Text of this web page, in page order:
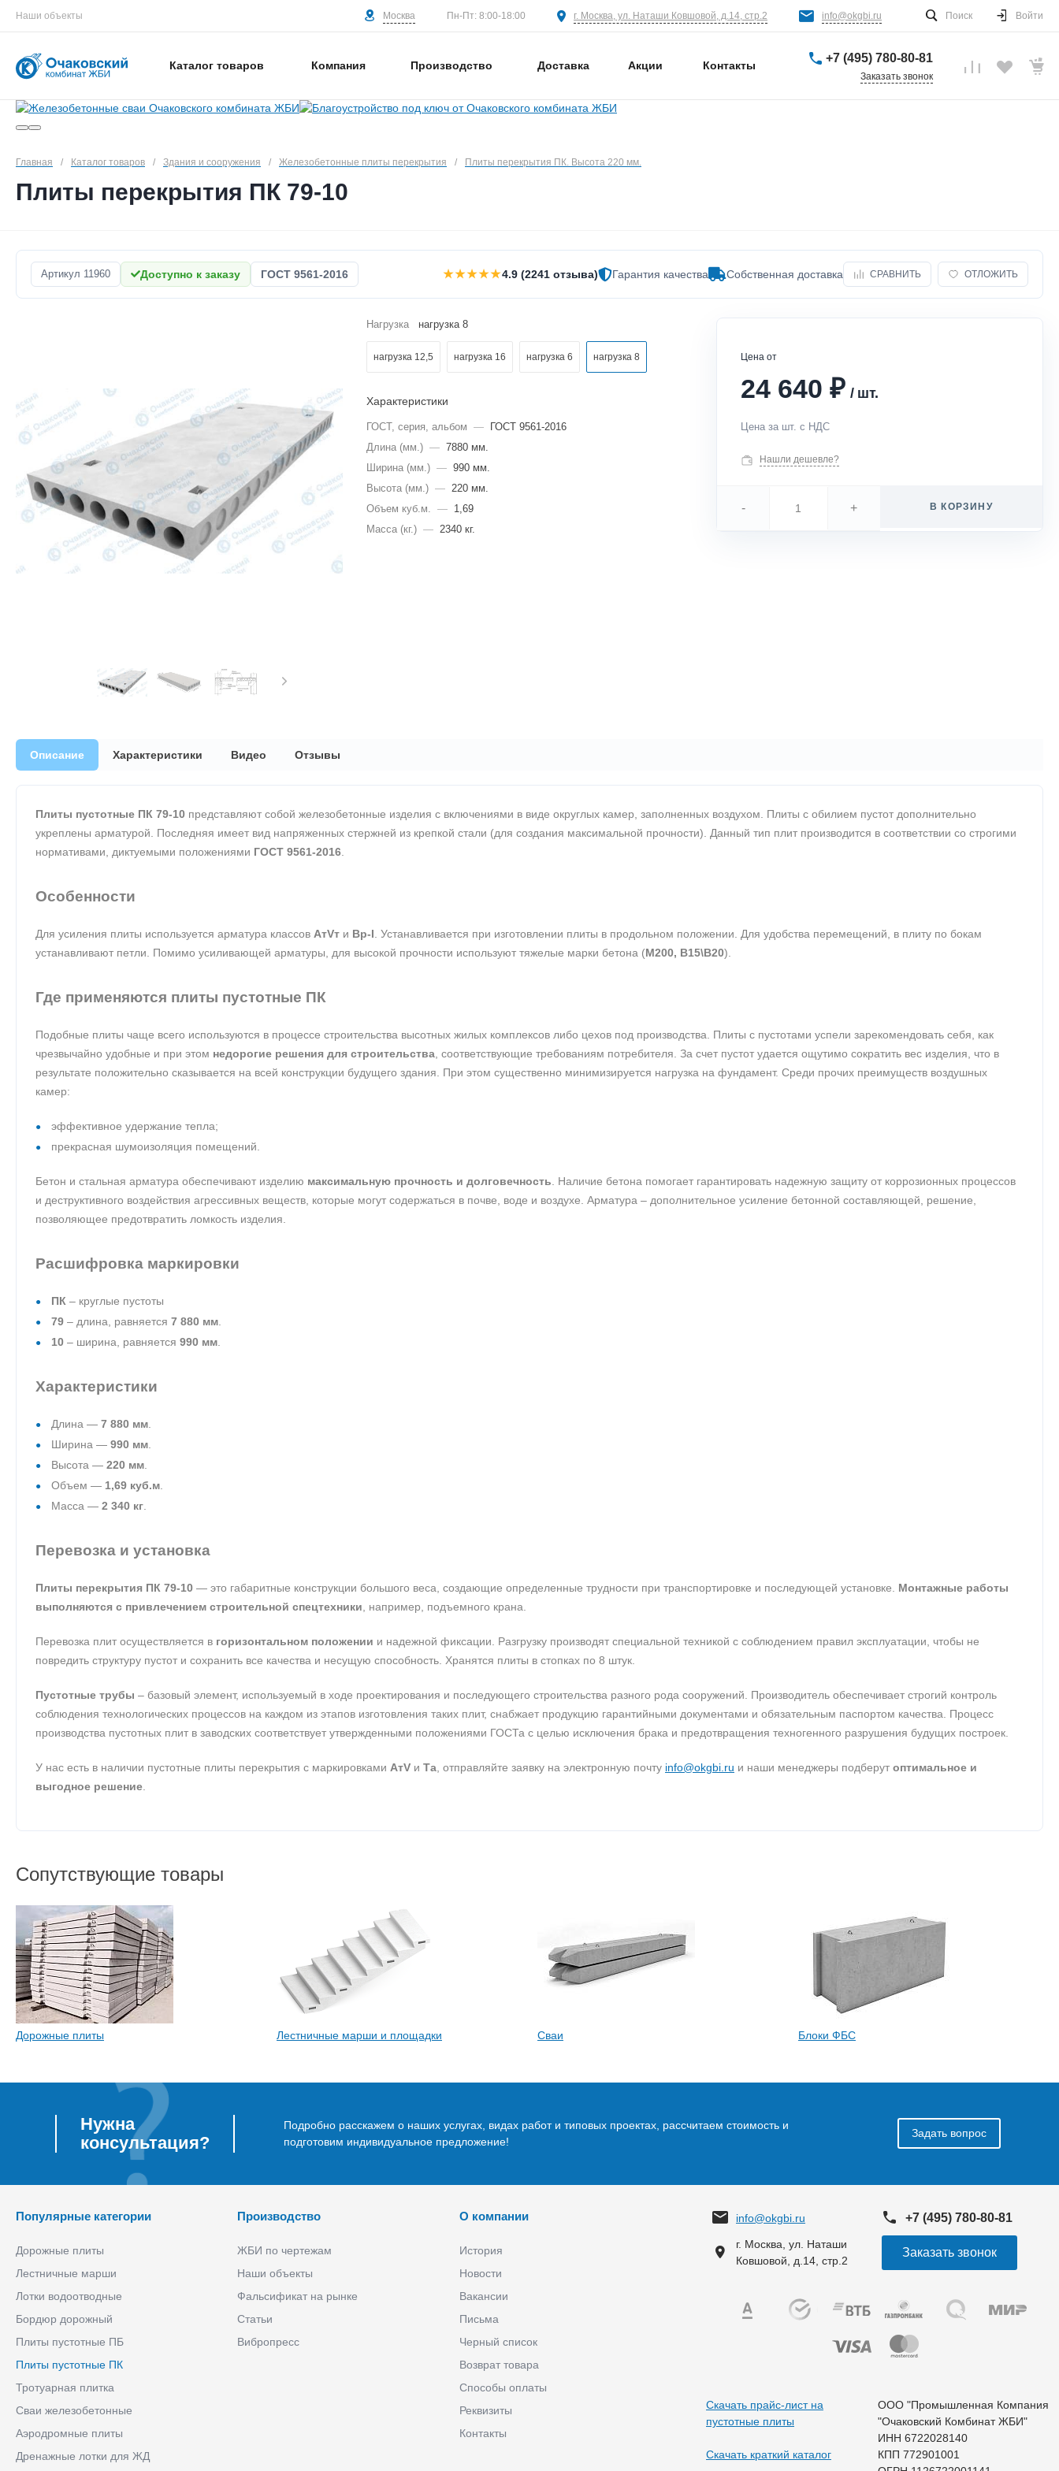
Наши объекты Москва Пн-Пт: 8:00-18:00 г. Москва, ул. Наташи Ковшовой, д.14, стр.2 info@okgbi.ru Поиск Войти
Каталог товаров Компания Производство Доставка Акции Контакты
+7 (495) 780-80-81
Заказать звонок
Главная / Каталог товаров / Здания и сооружения / Железобетонные плиты перекрытия / Плиты перекрытия ПК. Высота 220 мм.
Плиты перекрытия ПК 79-10
Артикул 11960 Доступно к заказу ГОСТ 9561-2016 ★★★★★4.9 (2241 отзыва) Гарантия качества Собственная доставка СРАВНИТЬ ОТЛОЖИТЬ
Нагрузка нагрузка 8
нагрузка 12,5 нагрузка 16 нагрузка 6 нагрузка 8
Характеристики
ГОСТ, серия, альбом —
ГОСТ 9561-2016
Длина (мм.) — 7880 мм.
Ширина (мм.) — 990 мм.
Высота (мм.) — 220 мм.
Объем куб.м. —
1,69
Масса (кг.) — 2340 кг.
Цена от
24 640₽ / шт.
Цена за шт. с НДС
Нашли дешевле?
- + В КОРЗИНУ
Описание Характеристики Видео Отзывы
Плиты пустотные ПК 79-10 представляют собой железобетонные изделия с включениями в виде округлых камер, заполненных воздухом. Плиты с обилием пустот дополнительно
укреплены арматурой. Последняя имеет вид напряженных стержней из крепкой стали (для создания максимальной прочности). Данный тип плит производится в соответствии со строгими
нормативами, диктуемыми положениями ГОСТ 9561-2016
Особенности
Для усиления плиты используется арматура классов АтVт и Вр-I . Устанавливается при изготовлении плиты в продольном положении. Для удобства перемещений, в плиту по бокам
устанавливают петли. Помимо усиливающей арматуры, для высокой прочности используют тяжелые марки бетона (М200, В15\В20).
Где применяются плиты пустотные ПК
Подобные плиты чаще всего используются в процессе строительства высотных жилых комплексов либо цехов под производства. Плиты с пустотами успели зарекомендовать себя, как
чрезвычайно удобные и при этом недорогие решения для строительства , соответствующие требованиям потребителя. За счет пустот удается ощутимо сократить вес изделия, что в
результате положительно сказывается на всей конструкции будущего здания. При этом существенно минимизируется нагрузка на фундамент. Среди прочих преимуществ воздушных
камер:
эффективное удержание тепла;
прекрасная шумоизоляция помещений.
Бетон и стальная арматура обеспечивают изделию максимальную прочность и долговечность . Наличие бетона помогает гарантировать надежную защиту от коррозионных процессов
и деструктивного воздействия агрессивных веществ, которые могут содержаться в почве, воде и воздухе. Арматура – дополнительное усиление бетонной составляющей, решение,
позволяющее предотвратить ломкость изделия.
Расшифровка маркировки
ПК – круглые пустоты
79 – длина, равняется 7 880 мм
10 – ширина, равняется 990 мм
Характеристики
Длина — 7 880 мм
Ширина — 990 мм
Высота — 220 мм
Объем — 1,69 куб.м
Масса — 2 340 кг
Перевозка и установка
Плиты перекрытия ПК 79-10 — это габаритные конструкции большого веса, создающие определенные трудности при транспортировке и последующей установке. Монтажные работы
выполняются с привлечением строительной спецтехники , например, подъемного крана.
Перевозка плит осуществляется в горизонтальном положении и надежной фиксации. Разгрузку производят специальной техникой с соблюдением правил эксплуатации, чтобы не
повредить структуру пустот и сохранить все качества и несущую способность. Хранятся плиты в стопках по 8 штук.
Пустотные трубы – базовый элемент, используемый в ходе проектирования и последующего строительства разного рода сооружений. Производитель обеспечивает строгий контроль
соблюдения технологических процессов на каждом из этапов изготовления таких плит, снабжает продукцию гарантийными документами и обязательным паспортом качества. Процесс
производства пустотных плит в заводских соответствует утвержденными положениями ГОСТа с целью исключения брака и предотвращения техногенного разрушения будущих построек.
У нас есть в наличии пустотные плиты перекрытия с маркировками AтV и Та , отправляйте заявку на электронную почту info@okgbi.ru и наши менеджеры подберут оптимальное и
выгодное решение
Сопутствующие товары
Дорожные плиты Лестничные марши и площадки Сваи Блоки ФБС
Нужна
консультация?
Подробно расскажем о наших услугах, видах работ и типовых проектах, рассчитаем стоимость и
подготовим индивидуальное предложение!
Задать вопрос
Популярные категории
Дорожные плиты
Лестничные марши
Лотки водоотводные
Бордюр дорожный
Плиты пустотные ПБ
Плиты пустотные ПК
Тротуарная плитка
Сваи железобетонные
Аэродромные плиты
Дренажные лотки для ЖД
Производство
ЖБИ по чертежам
Наши объекты
Фальсификат на рынке
Статьи
Вибропресс
О компании
История
Новости
Вакансии
Письма
Черный список
Возврат товара
Способы оплаты
Реквизиты
Контакты
info@okgbi.ru +7 (495) 780-80-81
г. Москва, ул. Наташи
Ковшовой, д.14, стр.2
Заказать звонок
Скачать прайс-лист на
пустотные плиты
Скачать краткий каталог
ООО "Промышленная Компания
"Очаковский Комбинат ЖБИ"
ИНН 6722028140
КПП 772901001